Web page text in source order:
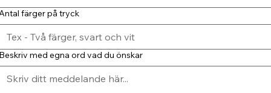
färger på tryck
med egna ord vad du önskar